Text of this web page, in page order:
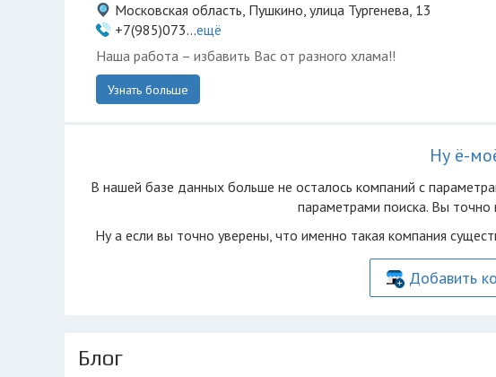
Московская область, Пушкино, улица Тургенева, 13
+7(985)073...ещё
Наша работа – избавить Вас от разного хлама!!
Узнать больше
Ну ё-
В нашей базе данных больше не осталоcь компаний с
параметрами поиска. Вы
Ну а если вы точно уверены, что именно такая компания
Добавить
Блог